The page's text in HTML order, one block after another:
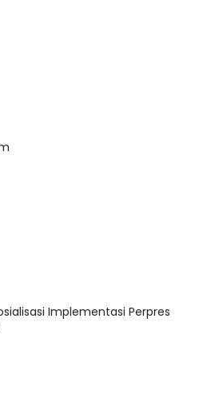
Implementasi Perpres